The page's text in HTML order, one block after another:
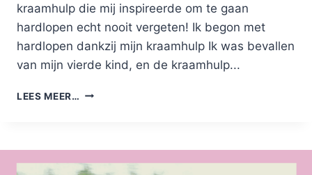
kraamhulp die mij inspireerde om te gaan
hardlopen echt nooit vergeten! Ik begon met
hardlopen dankzij mijn kraamhulp Ik was bevallen
van mijn vierde kind, en de kraamhulp...
LEES MEER… MIJN